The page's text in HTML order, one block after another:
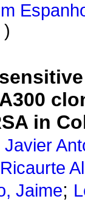
)
in
Jaime;